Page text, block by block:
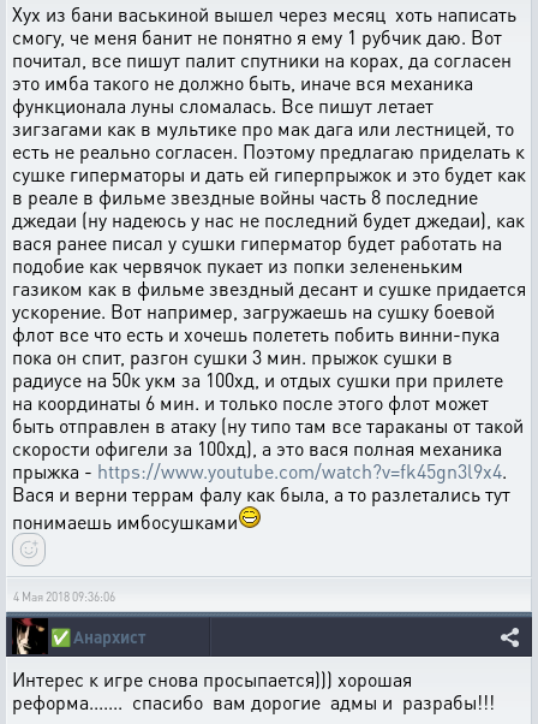
Хух из бани васькиной вышел через месяц хоть написать
смогу, че меня банит не понятно я ему 1 рубчик даю. Вот
почитал, все пишут палит спутники на корах, да согласен
это имба такого не должно быть, иначе вся механика
функционала луны сломалась. Все пишут летает
зигзагами как в мультике про мак дага или лестницей, то
есть не реально согласен. Поэтому предлагаю приделать к
сушке гиперматоры и дать ей гиперпрыжок и это будет как
в реале в фильме звездные войны часть 8 последние
джедаи (ну надеюсь у нас не последний будет джедаи), как
вася ранее писал у сушки гиперматор будет работать на
подобие как червячок пукает из попки зелененьким
газиком как в фильме звездный десант и сушке придается
ускорение. Вот например, загружаешь на сушку боевой
флот все что есть и хочешь полететь побить винни-пука
пока он спит, разгон сушки 3 мин. прыжок сушки в
радиусе на 50к укм за 100хд, и отдых сушки при прилете
на координаты 6 мин. и только после этого флот может
быть отправлен в атаку (ну типо там все тараканы от такой
скорости офигели за 100хд), а это вася полная механика
прыжка - https://www.youtube.com/watch?v=fk45gn3l9x4.
Вася и верни террам фалу как была, а то разлетались тут
понимаешь имбосушками
4 Мая 2018 09:36:06
✅Анархист
Интерес к игре снова просыпается))) хорошая
реформа....... спасибо вам дорогие адмы и разрабы!!!